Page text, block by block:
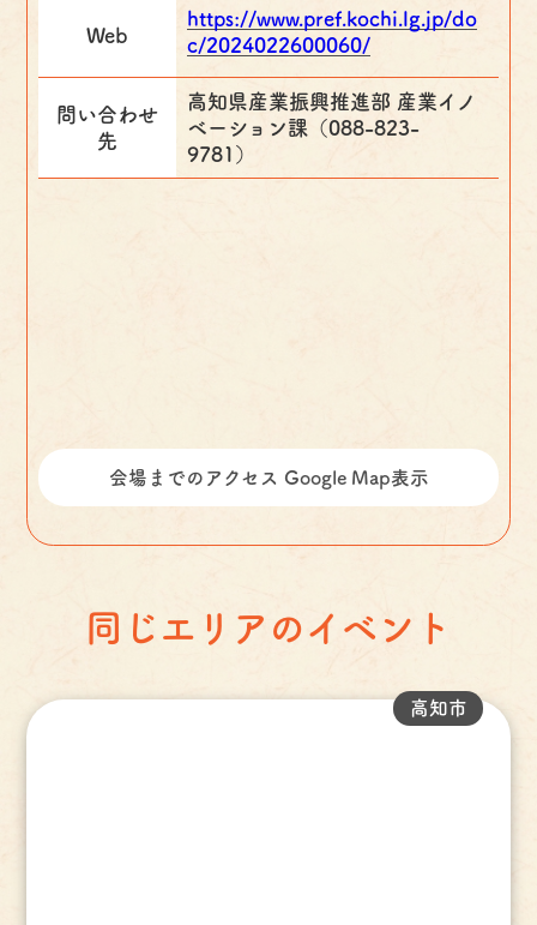
Web
https://www.pref.kochi.lg.jp/do
c/2024022600060/
問い合わせ
先
高知県産業振興推進部 産業イノ
ベーション課（088-823-
9781）
会場までのアクセス Google Map表示
同じエリアのイベント
高知市